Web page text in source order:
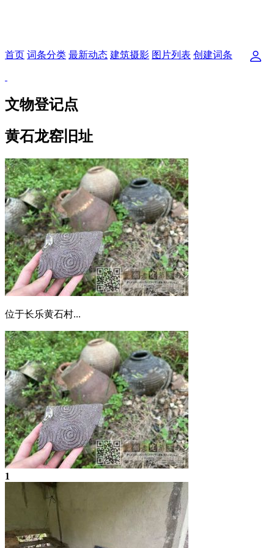
首页 词条分类 最新动态 建筑摄影 图片列表 创建词条
文物登记点
黄石龙窑旧址
位于长乐黄石村...
1